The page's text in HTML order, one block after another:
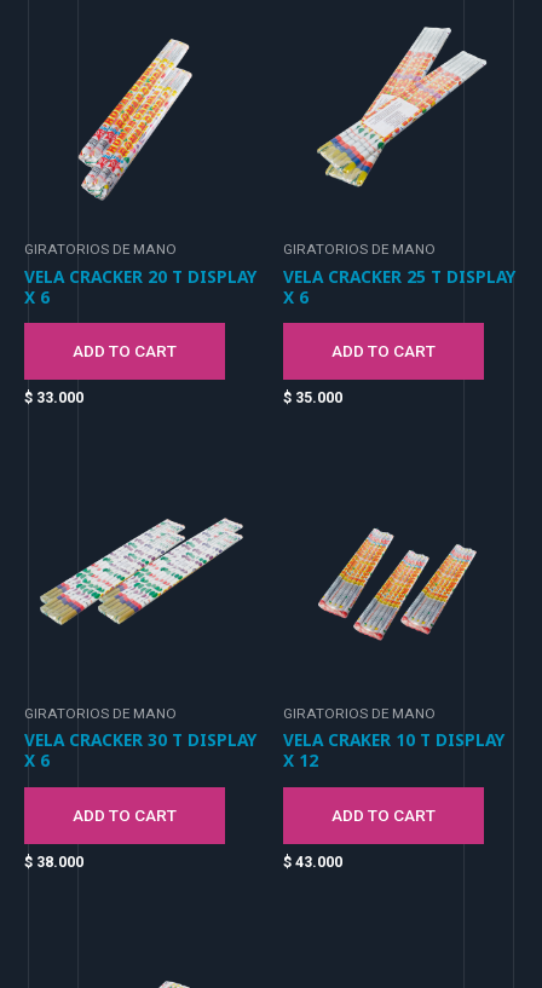
GIRATORIOS DE MANO
VELA CRACKER 20 T DISPLAY
X 6
ADD TO CART
$ 33.000
GIRATORIOS DE MANO
VELA CRACKER 25 T DISPLAY
X 6
ADD TO CART
$ 35.000
GIRATORIOS DE MANO
VELA CRACKER 30 T DISPLAY
X 6
ADD TO CART
$ 38.000
GIRATORIOS DE MANO
VELA CRAKER 10 T DISPLAY
X 12
ADD TO CART
$ 43.000